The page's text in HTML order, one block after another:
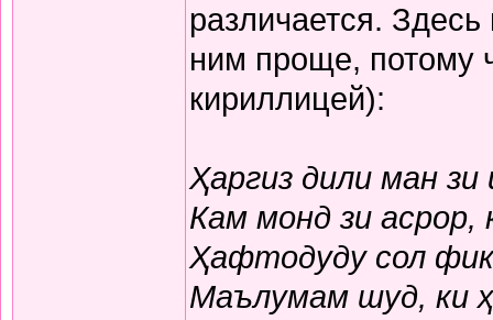
различается.
ним проще, потому
кириллицей):
Ҳаргиз дили ман
Кам монд зи
Ҳафтодуду сол
Маълумам шуд, ки